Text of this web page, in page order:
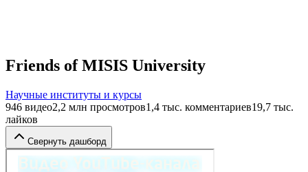
Friends of MISIS University
Научные институты и курсы
946 видео2,2 млн просмотров1,4 тыс. комментариев19,7 тыс.
лайков
Свернуть дашборд